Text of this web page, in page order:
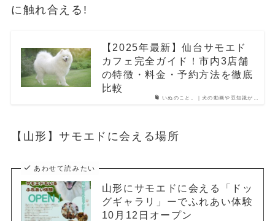
に触れ合える!
いぬのこと。｜犬の動画や豆知識が…
【2025年最新】仙台サモエド
カフェ完全ガイド！市内3店舗
の特徴・料金・予約方法を徹底
比較
【山形】サモエドに会える場所
あわせて読みたい
山形にサモエドに会える「ドッ
グギャラリ」ーでふれあい体験
10月12日オープン